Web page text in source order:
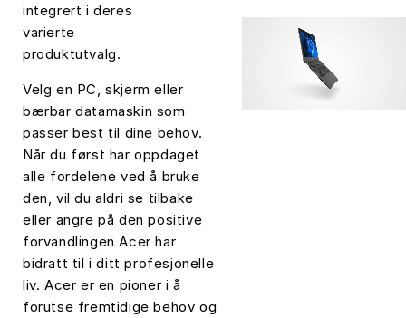
integrert i deres
varierte
produktutvalg.
Velg en PC, skjerm eller
bærbar datamaskin som
passer best til dine behov.
Når du først har oppdaget
alle fordelene ved å bruke
den, vil du aldri se tilbake
eller angre på den positive
forvandlingen Acer har
bidratt til i ditt profesjonelle
liv. Acer er en pioner i å
forutse fremtidige behov og